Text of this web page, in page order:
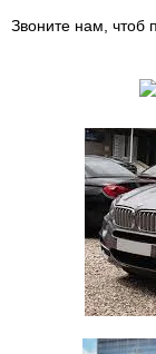
Звоните нам, чтоб